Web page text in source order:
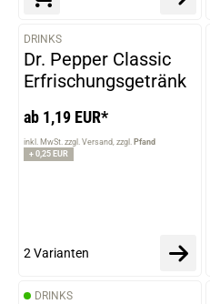
VARIANTEN
DRINKS
Dr. Pepper Classic
Erfrischungsgetränk
ab 1,19 EUR*
inkl. MwSt. zzgl. Versand zzgl. Pfand
+ 0,25 EUR
2 Varianten
DRINKS